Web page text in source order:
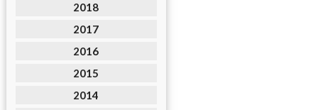
2018
2017
2016
2015
2014